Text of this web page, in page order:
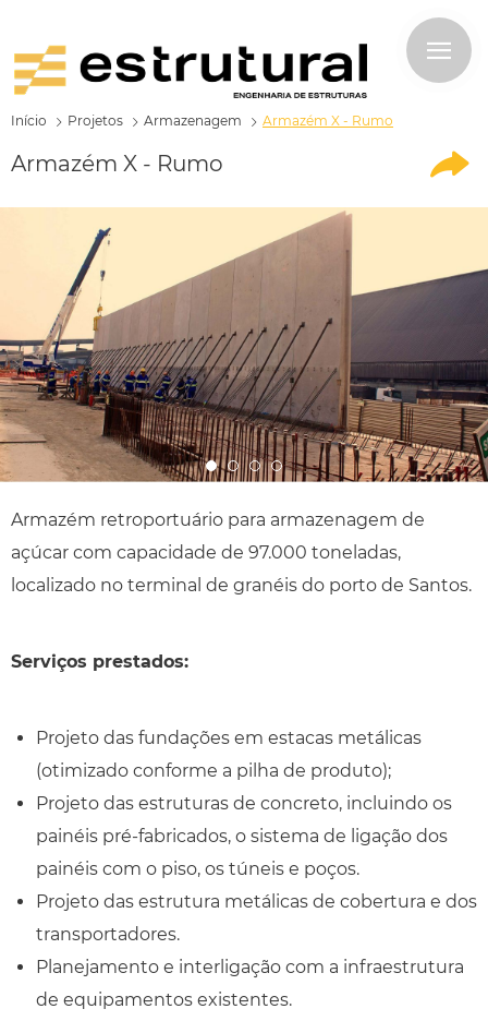
Início Projetos Armazenagem Armazém X - Rumo
Armazém X - Rumo
Armazém retroportuário para armazenagem de
açúcar com capacidade de 97.000 toneladas,
localizado no terminal de granéis do porto de Santos.
Serviços prestados:
Projeto das fundações em estacas metálicas
(otimizado conforme a pilha de produto);
Projeto das estruturas de concreto, incluindo os
painéis pré-fabricados, o sistema de ligação dos
painéis com o piso, os túneis e poços.
Projeto das estrutura metálicas de cobertura e dos
transportadores.
Planejamento e interligação com a infraestrutura
de equipamentos existentes.